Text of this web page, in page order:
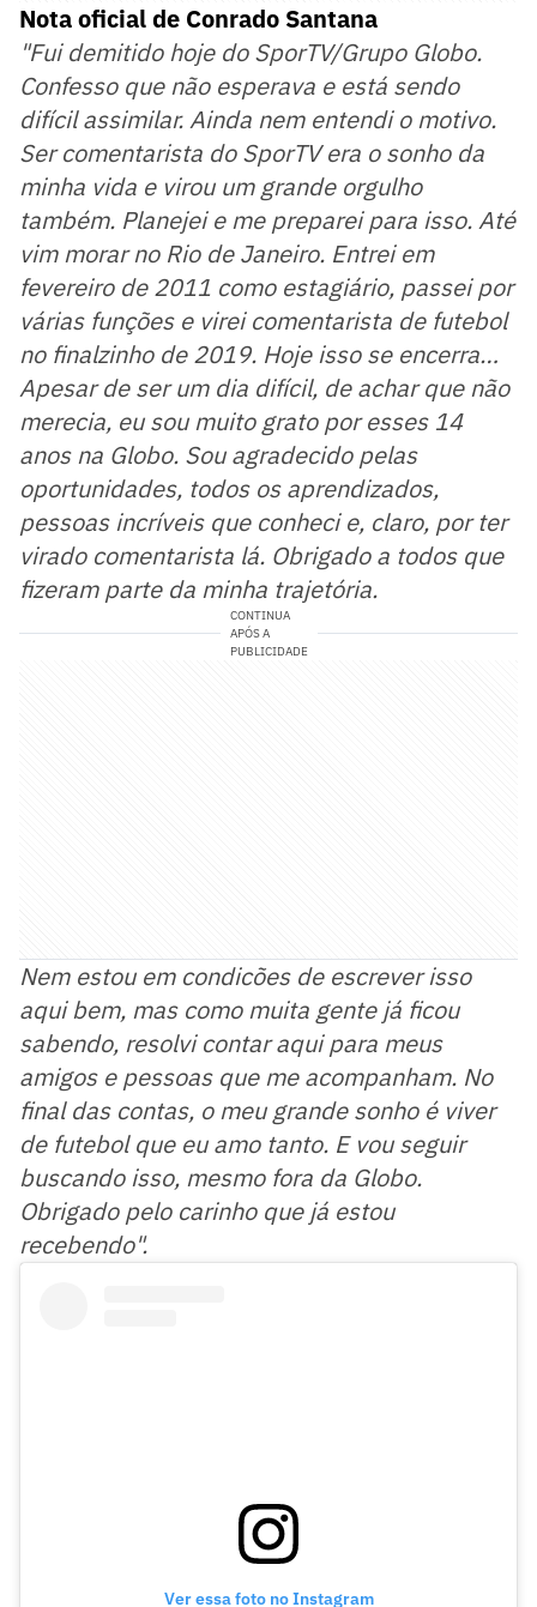
Nota oficial de Conrado Santana
"Fui demitido hoje do SporTV/Grupo Globo.
Confesso que não esperava e está sendo
difícil assimilar. Ainda nem entendi o motivo.
Ser comentarista do SporTV era o sonho da
minha vida e virou um grande orgulho
também. Planejei e me preparei para isso. Até
vim morar no Rio de Janeiro. Entrei em
fevereiro de 2011 como estagiário, passei por
várias funções e virei comentarista de futebol
no finalzinho de 2019. Hoje isso se encerra…
Apesar de ser um dia difícil, de achar que não
merecia, eu sou muito grato por esses 14
anos na Globo. Sou agradecido pelas
oportunidades, todos os aprendizados,
pessoas incríveis que conheci e, claro, por ter
virado comentarista lá. Obrigado a todos que
fizeram parte da minha trajetória.
CONTINUA
APÓS A
PUBLICIDADE
Nem estou em condicões de escrever isso
aqui bem, mas como muita gente já ficou
sabendo, resolvi contar aqui para meus
amigos e pessoas que me acompanham. No
final das contas, o meu grande sonho é viver
de futebol que eu amo tanto. E vou seguir
buscando isso, mesmo fora da Globo.
Obrigado pelo carinho que já estou
recebendo".
Ver essa foto no Instagram